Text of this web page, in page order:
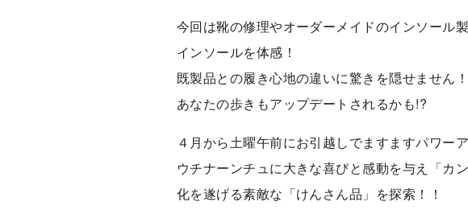
今回は靴の修理やオーダーメイドのインソール
インソールを体感！
既製品との履き心地の違いに驚きを隠せません！
あなたの歩きもアップデートされるかも!?
４月から土曜午前にお引越しでますますパワー
ウチナーンチュに大きな喜びと感動を与え「カ
化を遂げる素敵な「けんさん品」を探索！！